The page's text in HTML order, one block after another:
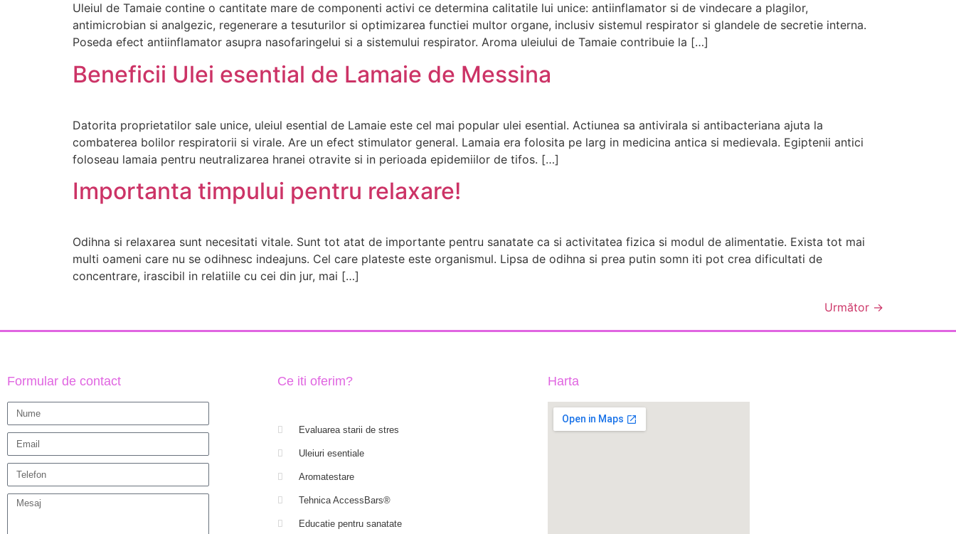
Uleiul de Tamaie contine o cantitate mare de componenti activi ce determina calitatile lui unice: antiinflamator si de vindecare a plagilor,
antimicrobian si analgezic, regenerare a tesuturilor si optimizarea functiei multor organe, inclusiv sistemul respirator si glandele de secretie interna.
Poseda efect antiinflamator asupra nasofaringelui si a sistemului respirator. Aroma uleiului de Tamaie contribuie la […]
Beneficii Ulei esential de Lamaie de Messina
Datorita proprietatilor sale unice, uleiul esential de Lamaie este cel mai popular ulei esential. Actiunea sa antivirala si antibacteriana ajuta la
combaterea bolilor respiratorii si virale. Are un efect stimulator general. Lamaia era folosita pe larg in medicina antica si medievala. Egiptenii antici
foloseau lamaia pentru neutralizarea hranei otravite si in perioada epidemiilor de tifos. […]
Importanta timpului pentru relaxare!
Odihna si relaxarea sunt necesitati vitale. Sunt tot atat de importante pentru sanatate ca si activitatea fizica si modul de alimentatie. Exista tot mai
multi oameni care nu se odihnesc indeajuns. Cel care plateste este organismul. Lipsa de odihna si prea putin somn iti pot crea dificultati de
concentrare, irascibil in relatiile cu cei din jur, mai […]
Următor →
Formular de contact Ce iti oferim?
Evaluarea starii de stres
Uleiuri esentiale
Aromatestare
Tehnica AccessBars®
Educatie pentru sanatate
Harta